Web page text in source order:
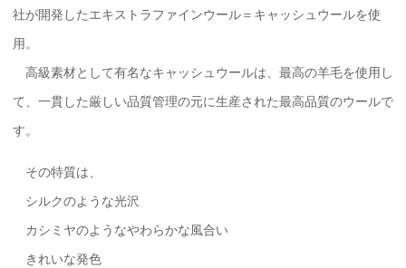
社が開発したエキストラファインウール＝キャッシュウールを使
用。
高級素材として有名なキャッシュウールは、最高の羊毛を使用し
て、一貫した厳しい品質管理の元に生産された最高品質のウールで
す。
その特質は、
シルクのような光沢
カシミヤのようなやわらかな風合い
きれいな発色